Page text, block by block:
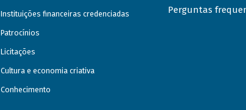
Instituições financeiras credenciadas
Patrocínios
Licitações
Cultura e economia criativa
Conhecimento
Perguntas